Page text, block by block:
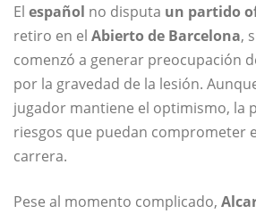
El español no disputa un partido
retiro en el Abierto de Barcelona,
comenzó a generar preocupación
por la gravedad de la lesión.
jugador mantiene el optimismo, la
riesgos que puedan comprometer
carrera.
Pese al momento complicado,